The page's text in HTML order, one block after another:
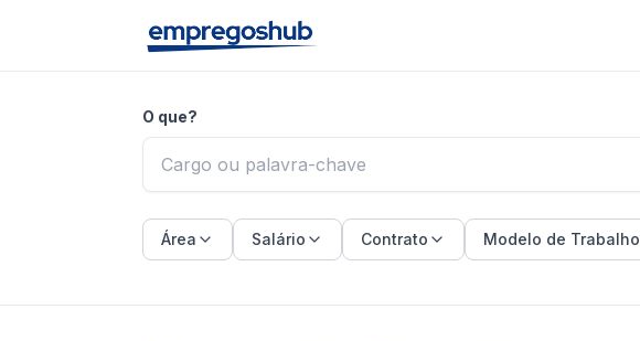
O que?
Área Salário Contrato Modelo de Trabalho